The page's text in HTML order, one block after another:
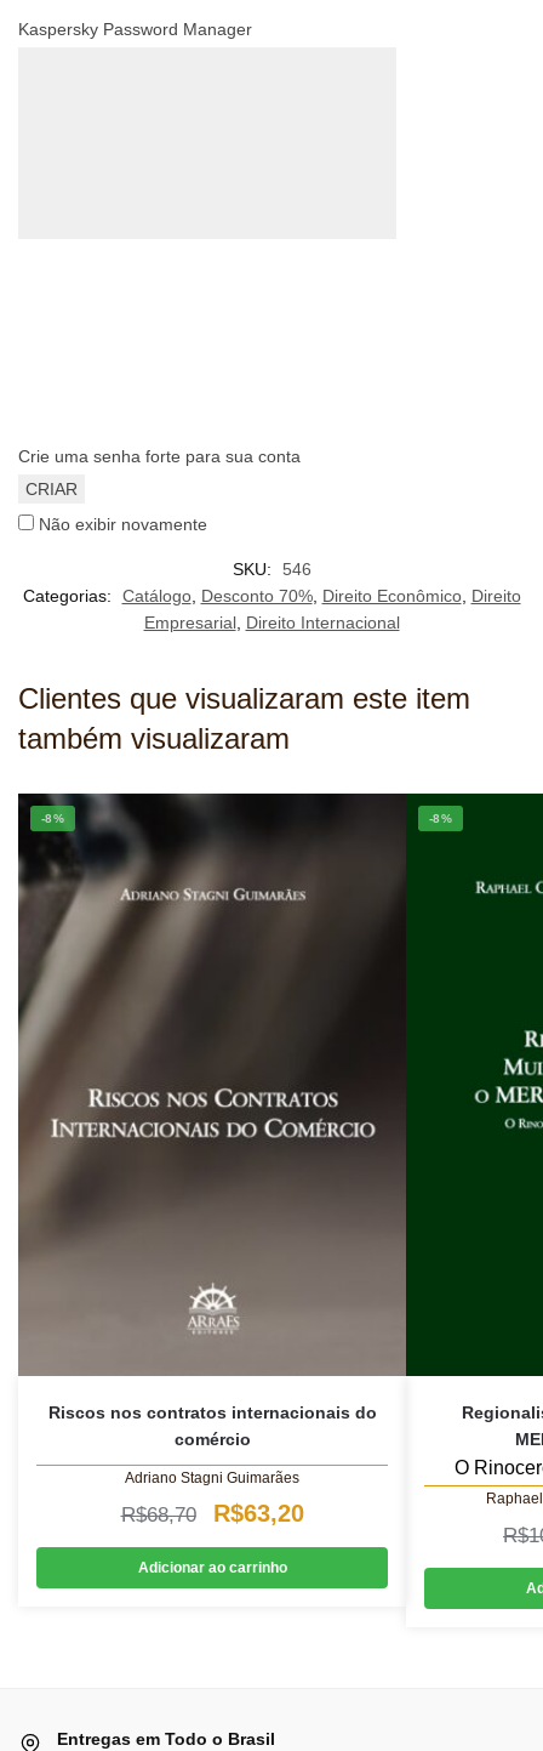
Kaspersky Password Manager
Crie uma senha forte para sua conta
CRIAR
Não exibir novamente
SKU:
546
Categorias:
Catálogo, Desconto 70%, Direito Econômico, Direito
Empresarial, Direito Internacional
Clientes que visualizaram este item
também visualizaram
-8%
Riscos nos contratos internacionais do
comércio
Adriano Stagni Guimarães
R$68,70
O
preço
original
R$63,20O
preço
atual
Adicionar ao carrinho
-8%
O
R$
Entregas em Todo o Brasil